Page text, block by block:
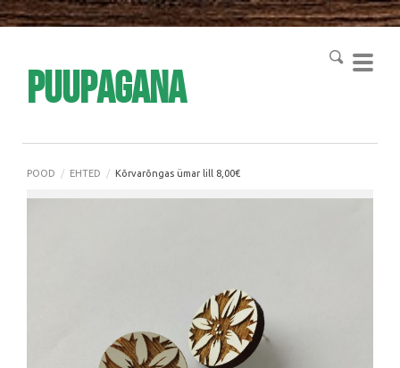
Puupagana
POOD / EHTED / Kõrvarõngas ümar lill 8,00€